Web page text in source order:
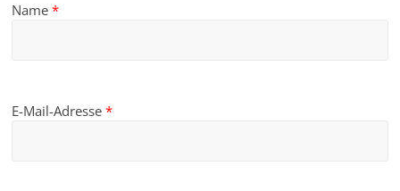
Name*
E-Mail-Adresse*